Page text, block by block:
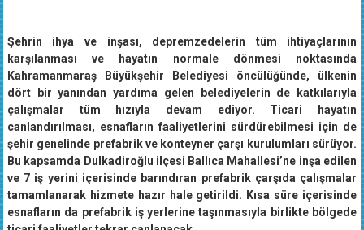
Şehrin ihya ve inşası, depremzedelerin tüm ihtiyaçlarının
karşılanması ve hayatın normale dönmesi noktasında
Kahramanmaraş Büyükşehir Belediyesi öncülüğünde, ülkenin
dört bir yanından yardıma gelen belediyelerin de katkılarıyla
çalışmalar tüm hızıyla devam ediyor. Ticari hayatın
canlandırılması, esnafların faaliyetlerini sürdürebilmesi için de
şehir genelinde prefabrik ve konteyner çarşı kurulumları sürüyor.
Bu kapsamda Dulkadiroğlu ilçesi Ballıca Mahallesi’ne inşa edilen
ve 7 iş yerini içerisinde barındıran prefabrik çarşıda çalışmalar
tamamlanarak hizmete hazır hale getirildi. Kısa süre içerisinde
esnafların da prefabrik iş yerlerine taşınmasıyla birlikte bölgede